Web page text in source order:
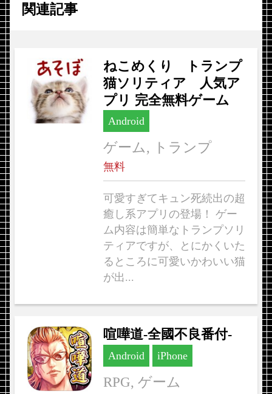
関連記事
ねこめくり トランプ
猫ソリティア 人気ア
プリ 完全無料ゲーム
Android
ゲーム, トランプ
無料
可愛すぎてキュン死続出の超
癒し系アプリの登場！ ゲー
ム内容は簡単なトランプソリ
ティアですが、とにかくいた
るところに可愛いかわいい猫
が出...
喧嘩道-全國不良番付-
Android iPhone
RPG, ゲーム